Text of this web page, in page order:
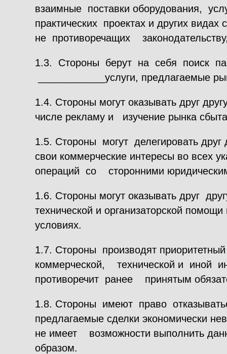
взаимные поставки оборудования,
практических проектах и других
не противоречащих
1.3. Стороны берут на себя поиск
____________услуги, предлагаемые
1.4. Стороны могут оказывать друг
числе рекламу и изучение рынка
1.5. Стороны могут делегировать друг
свои коммерческие интересы во всех
операций со сторонними
1.6. Стороны могут оказывать друг
технической и организаторской
условиях.
1.7. Стороны производят
коммерческой, технической и иной
противоречит ранее принятым
1.8. Стороны имеют право
предлагаемые сделки экономически
не имеет возможности выполнить
образом.